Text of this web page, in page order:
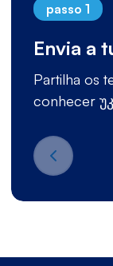
passo 1
Envia a
Partilha os
conhecer